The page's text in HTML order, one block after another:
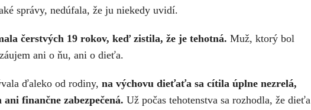
správy, nedúfala, že ju niekedy uvidí.
čerstvých 19 rokov, keď zistila, že je tehotná. Muž, ktorý bol
ani o ňu, ani o dieťa.
ďaleko od rodiny, na výchovu dieťaťa sa cítila úplne nezrelá,
ani finančne zabezpečená. Už počas tehotenstva sa rozhodla, že dieťa